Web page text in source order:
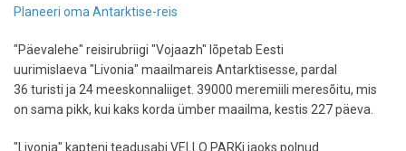
Planeeri oma Antarktise-reis
"Päevalehe" reisirubriigi "Vojaazh" lõpetab Eesti
uurimislaeva "Livonia" maailmareis Antarktisesse, pardal
36 turisti ja 24 meeskonnaliiget. 39000 meremiili meresõitu, mis
on sama pikk, kui kaks korda ümber maailma, kestis 227 päeva.
"Livonia" kapteni teadusabi VELLO PARKi jaoks polnud